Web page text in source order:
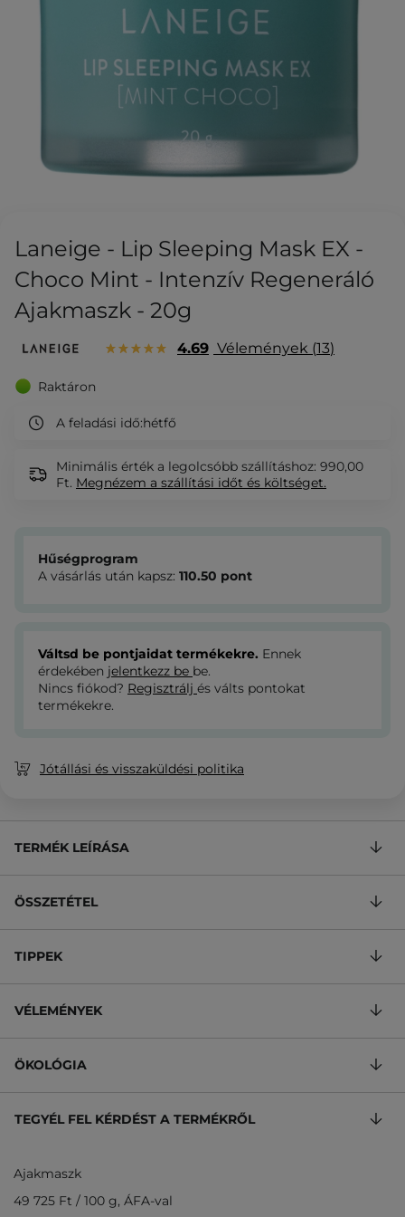
Laneige - Lip Sleeping Mask EX -
Choco Mint - Intenzív Regeneráló
Ajakmaszk - 20g
4.69 Vélemények 13
Raktáron
A feladási idő:hétfő
Minimális érték a legolcsóbb szállításhoz: 990,00
Ft. Megnézem a szállítási időt és költséget.
Hűségprogram
A vásárlás után kapsz: 110.50 pont
Váltsd be pontjaidat termékekre. Ennek
érdekében jelentkezz be be.
Nincs fiókod? Regisztrálj és válts pontokat
termékekre.
Jótállási és visszaküldési politika
TERMÉK LEÍRÁSA
ÖSSZETÉTEL
TIPPEK
VÉLEMÉNYEK
ÖKOLÓGIA
TEGYÉL FEL KÉRDÉST A TERMÉKRŐL
Ajakmaszk
49 725 Ft / 100 g, ÁFA-val